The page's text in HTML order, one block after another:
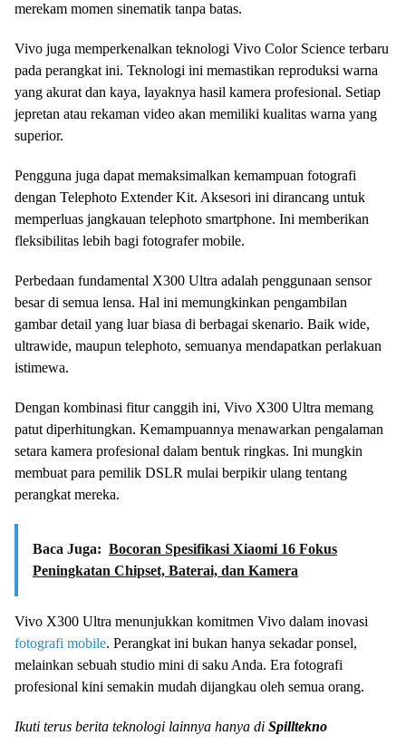
merekam momen sinematik tanpa batas.
Vivo juga memperkenalkan teknologi Vivo Color Science terbaru
pada perangkat ini. Teknologi ini memastikan reproduksi warna
yang akurat dan kaya, layaknya hasil kamera profesional. Setiap
jepretan atau rekaman video akan memiliki kualitas warna yang
superior.
Pengguna juga dapat memaksimalkan kemampuan fotografi
dengan Telephoto Extender Kit. Aksesori ini dirancang untuk
memperluas jangkauan telephoto smartphone. Ini memberikan
fleksibilitas lebih bagi fotografer mobile.
Perbedaan fundamental X300 Ultra adalah penggunaan sensor
besar di semua lensa. Hal ini memungkinkan pengambilan
gambar detail yang luar biasa di berbagai skenario. Baik wide,
ultrawide, maupun telephoto, semuanya mendapatkan perlakuan
istimewa.
Dengan kombinasi fitur canggih ini, Vivo X300 Ultra memang
patut diperhitungkan. Kemampuannya menawarkan pengalaman
setara kamera profesional dalam bentuk ringkas. Ini mungkin
membuat para pemilik DSLR mulai berpikir ulang tentang
perangkat mereka.
Baca Juga: Bocoran Spesifikasi Xiaomi 16 Fokus
Peningkatan Chipset, Baterai, dan Kamera
Vivo X300 Ultra menunjukkan komitmen Vivo dalam inovasi
fotografi mobile. Perangkat ini bukan hanya sekadar ponsel,
melainkan sebuah studio mini di saku Anda. Era fotografi
profesional kini semakin mudah dijangkau oleh semua orang.
Ikuti terus berita teknologi lainnya hanya di Spilltekno